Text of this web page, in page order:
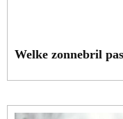
Welke zonnebril